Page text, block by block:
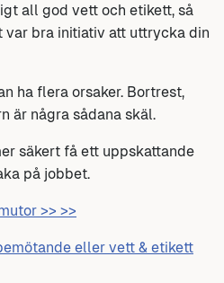
all god vett och etikett, så
var bra initiativ att uttrycka din
ha flera orsaker. Bortrest,
är några sådana skäl.
säkert få ett uppskattande
på jobbet.
>> >>
eller vett & etikett